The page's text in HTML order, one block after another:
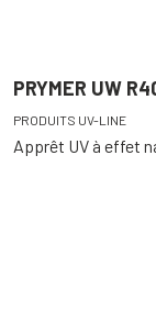
PRYMER UW
PRODUITS UV-LINE
Apprêt UV à effet